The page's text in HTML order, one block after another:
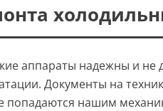
аппараты надежны и не
Документы на
попадаются нашим